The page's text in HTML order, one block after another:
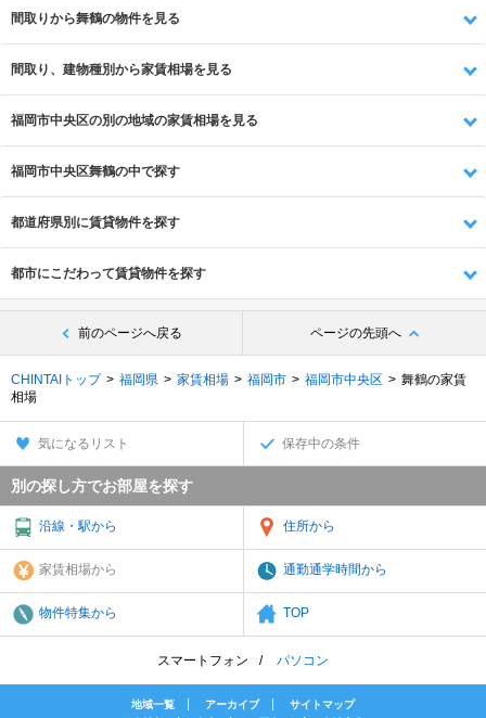
間取りから舞鶴の物件を見る
間取り、建物種別から家賃相場を見る
福岡市中央区の別の地域の家賃相場を見る
福岡市中央区舞鶴の中で探す
都道府県別に賃貸物件を探す
都市にこだわって賃貸物件を探す
前のページへ戻る ページの先頭へ
CHINTAIトップ 福岡県 家賃相場 福岡市 福岡市中央区
舞鶴の家賃
相場
気になるリスト 保存中の条件
別の探し方でお部屋を探す
沿線・駅から 住所から
家賃相場から 通勤通学時間から
物件特集から TOP
スマートフォン パソコン
地域一覧 アーカイブ
サイトマップ